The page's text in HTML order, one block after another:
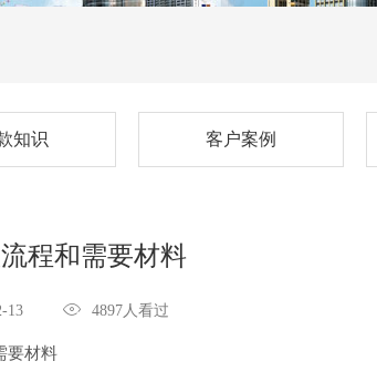
知识 客户案例
程和需要材料
13  4897人看过
要材料